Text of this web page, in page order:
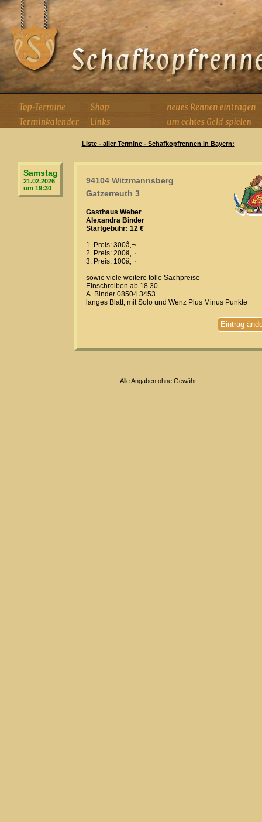
Liste - aller Termine - Schafkopfrennen in Bayern:
Samstag
21.02.2026
um 19:30
94104 Witzmannsberg
Gatzerreuth 3
Gasthaus Weber
Alexandra Binder
Startgebühr: 12 €
1. Preis: 300â‚¬
2. Preis: 200â‚¬
3. Preis: 100â‚¬
sowie viele weitere tolle Sachpreise
Einschreiben ab 18.30
A. Binder 08504 3453
langes Blatt, mit Solo und Wenz Plus Minus Punkte
Eintrag
Alle Angaben ohne Gewähr